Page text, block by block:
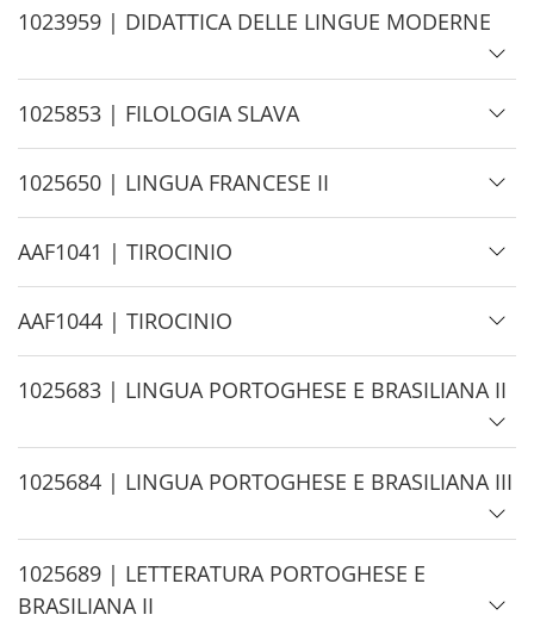
e
H
d
e
1023959 | DIDATTICA DELLE LINGUE MODERNE
H
i
d
e
1025853 | FILOLOGIA SLAVA
H
i
d
e
1025650 | LINGUA FRANCESE II
H
i
d
e
AAF1041 | TIROCINIO
H
i
d
AAF1044 | TIROCINIO
H
d
e
1025683 | LINGUA PORTOGHESE E BRASILIANA II
H
d
e
1025684 | LINGUA PORTOGHESE E BRASILIANA III
H
i
1025689 | LETTERATURA PORTOGHESE E
BRASILIANA II